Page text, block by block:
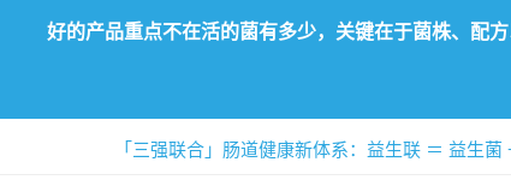
好的产品重点不在活的菌有多少，关键在于菌株、配方
「三强联合」肠道健康新体系：益生联 ＝ 益生